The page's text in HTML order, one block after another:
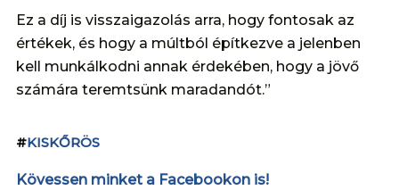
Ez a díj is visszaigazolás arra, hogy fontosak az
értékek, és hogy a múltból építkezve a jelenben
kell munkálkodni annak érdekében, hogy a jövő
számára teremtsünk maradandót.”
#KISKŐRÖS
Kövessen minket a Facebookon is!